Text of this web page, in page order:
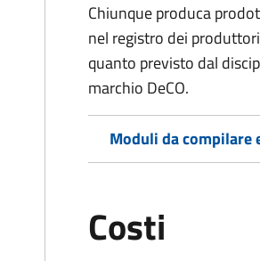
Chiunque produca
nel registro dei
quanto previsto dal
marchio DeCO.
Moduli da compilare
Costi